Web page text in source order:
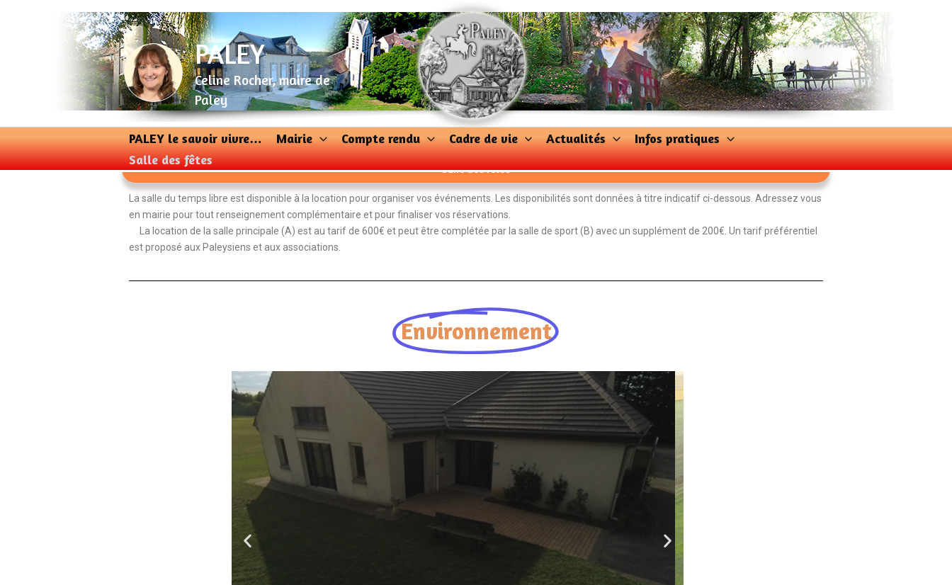
PALEY
Celine Rocher, maire de
Paley
PALEY le savoir vivre… Mairie Compte rendu Cadre de vie Actualités
Infos pratiques
Salle des fêtes
Salle des fêtes
La salle du temps libre est disponible à la location pour organiser vos événements. Les disponibilités sont données à titre indicatif ci-dessous. Adressez vous
en mairie pour tout renseignement complémentaire et pour finaliser vos réservations.
La location de la salle principale (A) est au tarif de 600€ et peut être complétée par la salle de sport (B) avec un supplément de 200€. Un tarif préférentiel
est proposé aux Paleysiens et aux associations.
Environnement